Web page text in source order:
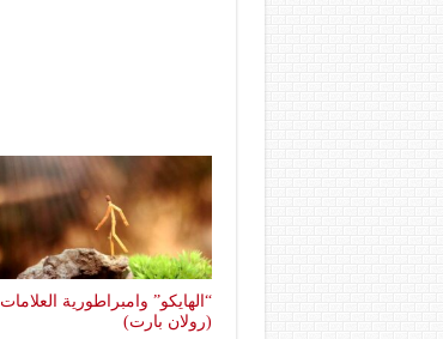
“الهايكو” وامبراطورية العلامات
(رولان بارت)